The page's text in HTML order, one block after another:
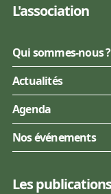
L'association
Qui sommes-nous ?
Actualités
Agenda
Nos événements
Les publications